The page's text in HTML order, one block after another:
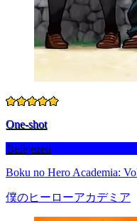
One-shot
Befejezett
Boku no Hero Academia:
僕のヒーローアカデミア